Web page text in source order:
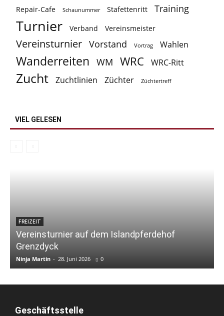
Repair-Cafe
Schaunummer Stafettenritt Training
Turnier Verband Vereinsmeister
Vereinsturnier Vorstand Vortrag Wahlen
Wanderreiten WM WRC WRC-Ritt
Zucht Zuchtlinien Züchter Züchtertreff
VIEL GELESEN
FREIZEIT
Vereinsturnier auf dem Islandpferdehof
Grenzdyck
Ninja Martin - 28. Juni 2026 0
Geschäftsstelle